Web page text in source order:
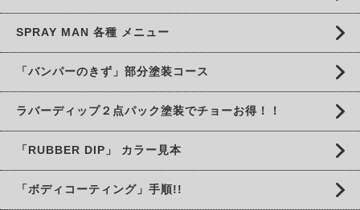
SPRAY MAN 各種 メニュー
「バンパーのきず」部分塗装コース
ラバーディップ２点パック塗装でチョーお得！！
「RUBBER DIP」 カラー見本
「ボディコーティング」手順!!